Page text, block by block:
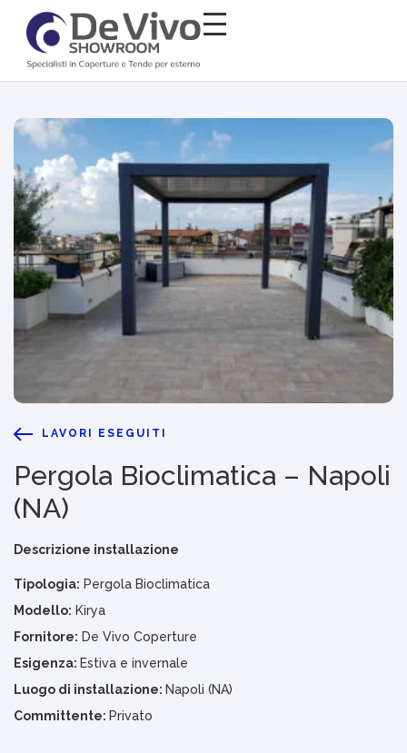
LAVORI ESEGUITI
Pergola Bioclimatica – Napoli
(NA)
Descrizione installazione
Tipologia: Pergola Bioclimatica
Modello: Kirya
Fornitore: De Vivo Coperture
Esigenza: Estiva e invernale
Luogo di installazione: Napoli (NA)
Committente: Privato